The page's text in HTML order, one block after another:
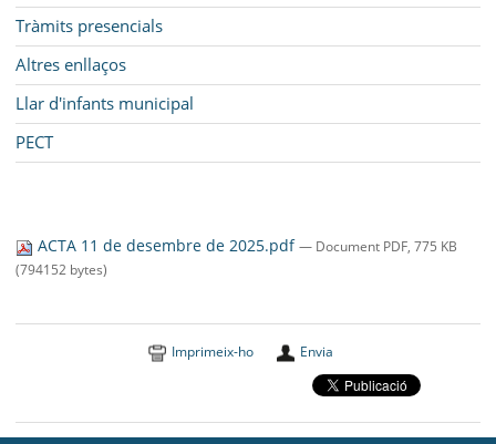
Tràmits presencials
Altres enllaços
Llar d'infants municipal
PECT
ACTA 11 de desembre de 2025.pdf— Document PDF, 775 KB
(794152 bytes)
Imprimeix-ho Envia